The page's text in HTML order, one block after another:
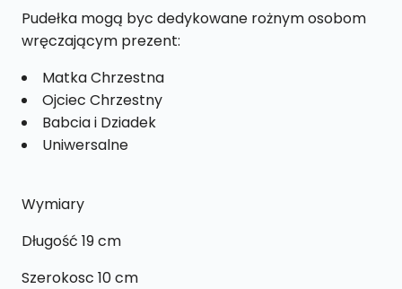
Pudełka mogą byc dedykowane rożnym osobom
wręczającym prezent:
Matka Chrzestna
Ojciec Chrzestny
Babcia i Dziadek
Uniwersalne
Wymiary
Długość 19 cm
Szerokosc 10 cm